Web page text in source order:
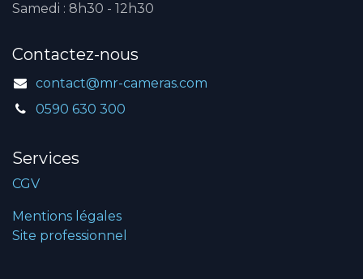
Samedi : 8h30 - 12h30
Contactez-nous
contact@mr-cameras.com
0590 630 300
Services
CGV
Mentions légales
Site professionnel